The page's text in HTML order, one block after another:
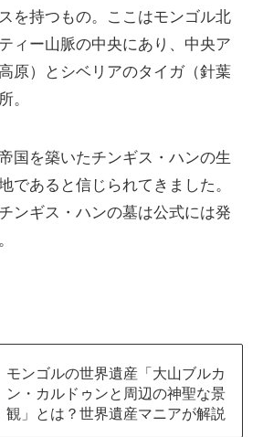
を持つもの。ここはモンゴル北
ィー山脈の中央にあり、中央ア
原）とシベリアのタイガ（針葉
。
国を築いたチンギス・ハンの生
であると信じられてきました。
ンギス・ハンの墓は公式には発
モンゴルの世界遺産「大山ブルカ
ン・カルドゥンと周辺の神聖な景
観」とは？世界遺産マニアが解説